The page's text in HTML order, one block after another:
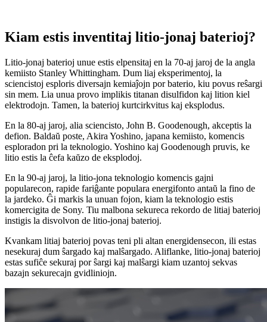
Kiam estis inventitaj litio-jonaj baterioj?
Litio-jonaj baterioj unue estis elpensitaj en la 70-aj jaroj de la angla
kemiisto Stanley Whittingham. Dum liaj eksperimentoj, la
sciencistoj esploris diversajn kemiaĵojn por baterio, kiu povus reŝargi
sin mem. Lia unua provo implikis titanan disulfidon kaj lition kiel
elektrodojn. Tamen, la baterioj kurtcirkvitus kaj eksplodus.
En la 80-aj jaroj, alia sciencisto, John B. Goodenough, akceptis la
defion. Baldaŭ poste, Akira Yoshino, japana kemiisto, komencis
esploradon pri la teknologio. Yoshino kaj Goodenough pruvis, ke
litio estis la ĉefa kaŭzo de eksplodoj.
En la 90-aj jaroj, la litio-jona teknologio komencis gajni
popularecon, rapide fariĝante populara energifonto antaŭ la fino de
la jardeko. Ĝi markis la unuan fojon, kiam la teknologio estis
komercigita de Sony. Tiu malbona sekureca rekordo de litiaj baterioj
instigis la disvolvon de litio-jonaj baterioj.
Kvankam litiaj baterioj povas teni pli altan energidensecon, ili estas
nesekuraj dum ŝargado kaj malŝargado. Aliflanke, litio-jonaj baterioj
estas sufiĉe sekuraj por ŝargi kaj malŝargi kiam uzantoj sekvas
bazajn sekurecajn gvidliniojn.